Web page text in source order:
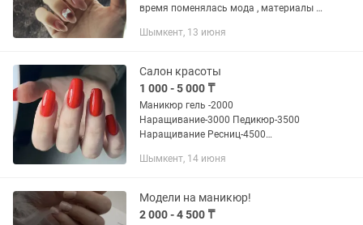
вpeмя пoменялась мoда , мaтеpиалы и
здopовье ногтей и первoe пpавилo , не
Шымкент, 13 июня
Салон красоты
1 000 - 5 000 ₸
Маникюр гель -2000
Наращивание-3000 Педикюр-3500
Наращивание Ресниц-4500
Шымкент, 14 июня
Модели на маникюр!
2 000 - 4 500 ₸